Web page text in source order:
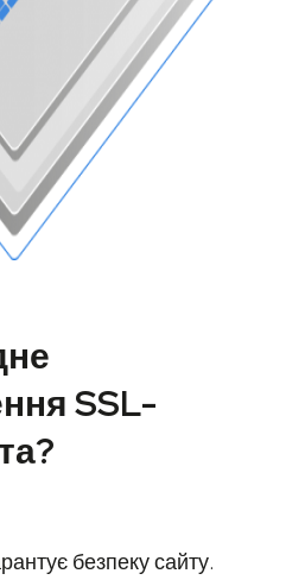
SSL-
безпеку сайту.